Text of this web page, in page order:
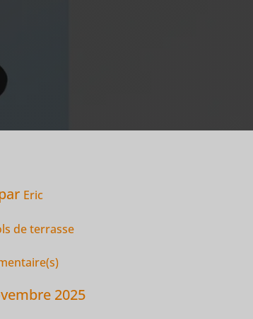
Eric
de terrasse
2025